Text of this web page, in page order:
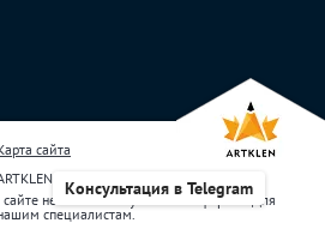
сайта
не являются публичной офертой. Для
специалистам.
Консультация в Telegram